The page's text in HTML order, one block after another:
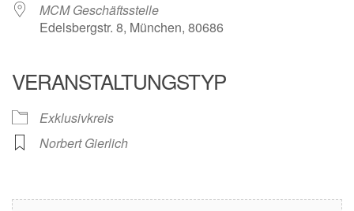
MCM Geschäftsstelle
Edelsbergstr. 8, München, 80686
VERANSTALTUNGSTYP
Exklusivkreis
Norbert Gierlich